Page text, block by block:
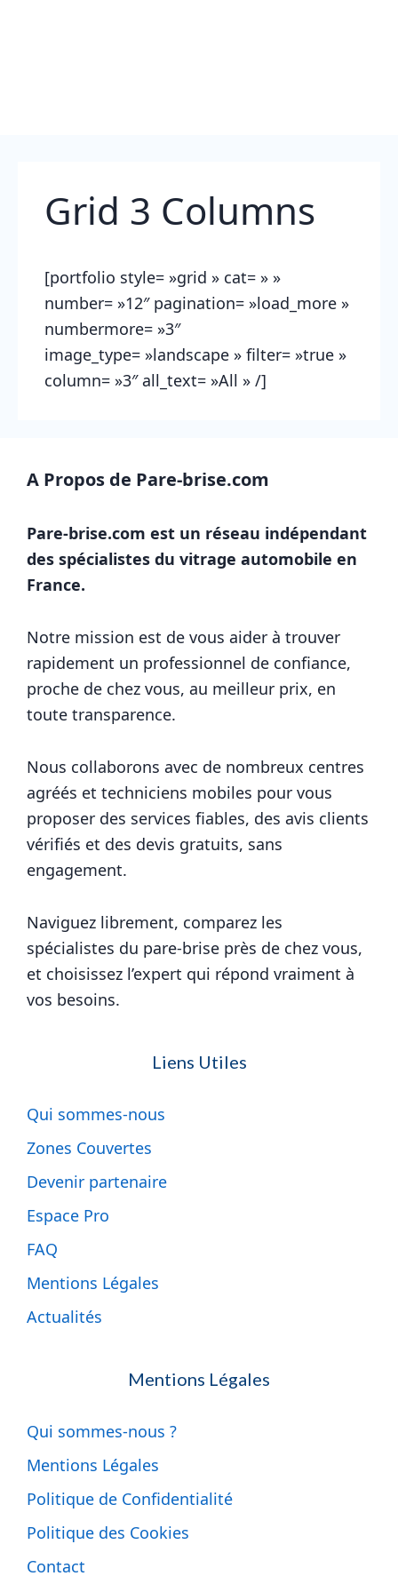
Grid 3 Columns
[portfolio style= »grid » cat= » »
number= »12″ pagination= »load_more »
numbermore= »3″
image_type= »landscape » filter= »true »
column= »3″ all_text= »All » /]
A Propos de Pare-brise.com
Pare-brise.com est un réseau indépendant
des spécialistes du vitrage automobile en
France.
Notre mission est de vous aider à trouver
rapidement un professionnel de confiance,
proche de chez vous, au meilleur prix, en
toute transparence.
Nous collaborons avec de nombreux centres
agréés et techniciens mobiles pour vous
proposer des services fiables, des avis clients
vérifiés et des devis gratuits, sans
engagement.
Naviguez librement, comparez les
spécialistes du pare-brise près de chez vous,
et choisissez l’expert qui répond vraiment à
vos besoins.
Liens Utiles
Qui sommes-nous
Zones Couvertes
Devenir partenaire
Espace Pro
FAQ
Mentions Légales
Actualités
Mentions Légales
Qui sommes-nous ?
Mentions Légales
Politique de Confidentialité
Politique des Cookies
Contact